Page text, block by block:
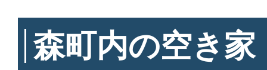
森町内の空き家